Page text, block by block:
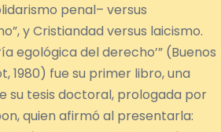
penal– versus
y Cristiandad versus laicismo.
egológica del derecho’” (Buenos
1980) fue su primer libro, una
su tesis doctoral, prologada por
quien afirmó al presentarla: